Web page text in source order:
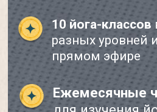
Эфир с Дадой
Саданандой
Ближайшая встреча: